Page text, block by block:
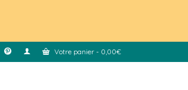
Votre panier - 0,00€